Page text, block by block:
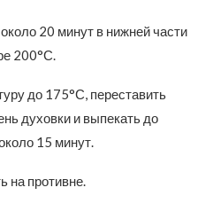
20 минут в нижней части
200°С.
до 175°С, переставить
духовки и выпекать до
15 минут.
на противне.